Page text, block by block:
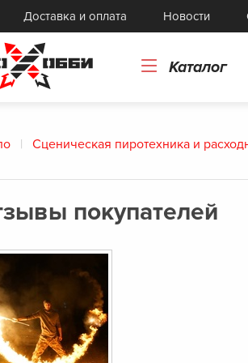
Доставка и оплата Новости
Каталог
и бумажные изделия
изделия, прессформы
Сценическая пиротехника и
покупателей